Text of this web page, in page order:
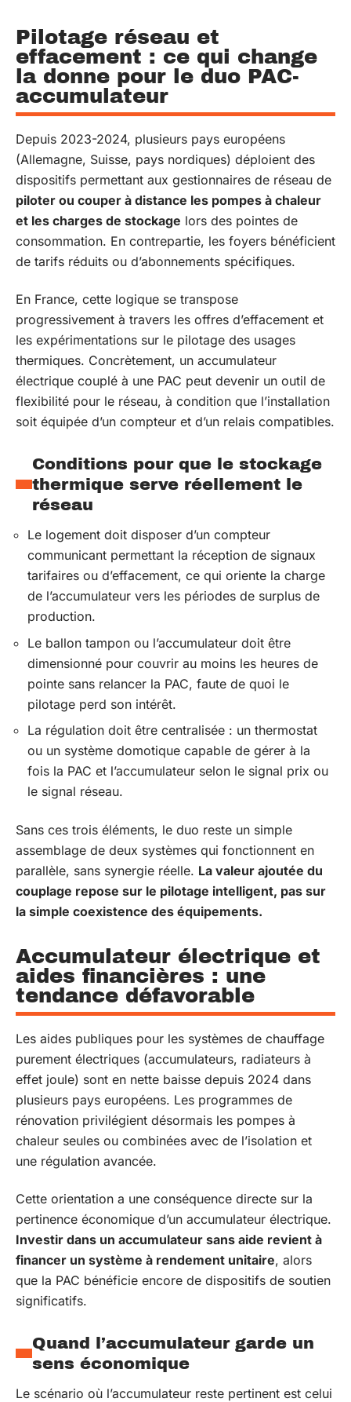
Pilotage réseau et
effacement : ce qui change
la donne pour le duo PAC-
accumulateur
Depuis 2023-2024, plusieurs pays européens
(Allemagne, Suisse, pays nordiques) déploient des
dispositifs permettant aux gestionnaires de réseau de
piloter ou couper à distance les pompes à chaleur
et les charges de stockage lors des pointes de
consommation. En contrepartie, les foyers bénéficient
de tarifs réduits ou d’abonnements spécifiques.
En France, cette logique se transpose
progressivement à travers les offres d’effacement et
les expérimentations sur le pilotage des usages
thermiques. Concrètement, un accumulateur
électrique couplé à une PAC peut devenir un outil de
flexibilité pour le réseau, à condition que l’installation
soit équipée d’un compteur et d’un relais compatibles.
Conditions pour que le stockage
thermique serve réellement le
réseau
Le logement doit disposer d’un compteur
communicant permettant la réception de signaux
tarifaires ou d’effacement, ce qui oriente la charge
de l’accumulateur vers les périodes de surplus de
production.
Le ballon tampon ou l’accumulateur doit être
dimensionné pour couvrir au moins les heures de
pointe sans relancer la PAC, faute de quoi le
pilotage perd son intérêt.
La régulation doit être centralisée : un thermostat
ou un système domotique capable de gérer à la
fois la PAC et l’accumulateur selon le signal prix ou
le signal réseau.
Sans ces trois éléments, le duo reste un simple
assemblage de deux systèmes qui fonctionnent en
parallèle, sans synergie réelle. La valeur ajoutée du
couplage repose sur le pilotage intelligent, pas sur
la simple coexistence des équipements.
Accumulateur électrique et
aides financières : une
tendance défavorable
Les aides publiques pour les systèmes de chauffage
purement électriques (accumulateurs, radiateurs à
effet joule) sont en nette baisse depuis 2024 dans
plusieurs pays européens. Les programmes de
rénovation privilégient désormais les pompes à
chaleur seules ou combinées avec de l’isolation et
une régulation avancée.
Cette orientation a une conséquence directe sur la
pertinence économique d’un accumulateur électrique.
Investir dans un accumulateur sans aide revient à
financer un système à rendement unitaire, alors
que la PAC bénéficie encore de dispositifs de soutien
significatifs.
Quand l’accumulateur garde un
sens économique
Le scénario où l’accumulateur reste pertinent est celui